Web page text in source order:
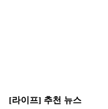
[라이프] 추천 뉴스